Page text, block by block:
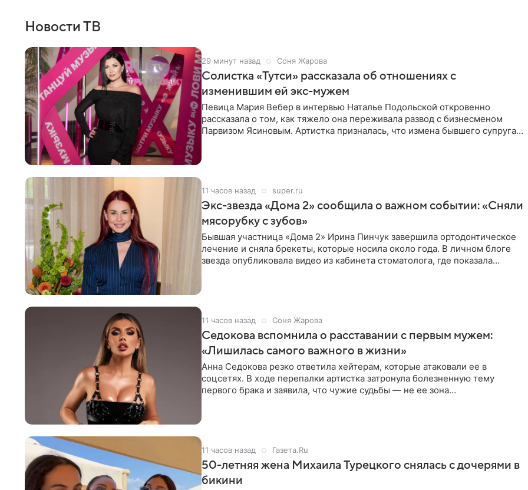
Новости ТВ
29 минут назад Соня Жарова
Солистка «Тутси» рассказала об отношениях с
изменившим ей экс-мужем
Певица Мария Вебер в интервью Наталье Подольской откровенно
рассказала о том, как тяжело она переживала развод с бизнесменом
Парвизом Ясиновым. Артистка призналась, что измена бывшего супруга
11 часов назад super.ru
Экс-звезда «Дома 2» сообщила о важном событии: «Сняли
мясорубку с зубов»
Бывшая участница «Дома 2» Ирина Пинчук завершила ортодонтическое
лечение и сняла брекеты, которые носила около года. В личном блоге
звезда опубликовала видео из кабинета стоматолога, где показала
11 часов назад Соня Жарова
Седокова вспомнила о расставании с первым мужем:
«Лишилась самого важного в жизни»
Анна Седокова резко ответила хейтерам, которые атаковали ее в
соцсетях. В ходе перепалки артистка затронула болезненную тему
первого брака и заявила, что чужие судьбы — не ее зона
11 часов назад Газета.Ru
50-летняя жена Михаила Турецкого снялась с дочерями в
бикини